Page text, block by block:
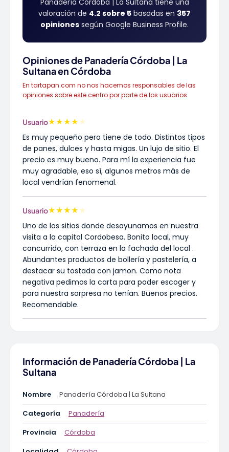
Panadería Córdoba | La Sultana tiene una
valoración de 4.2 sobre 5 basadas en 357
opiniones según Google Business Profile.
Opiniones de Panadería Córdoba | La
Sultana en Córdoba
En tartapan.com no nos hacemos responsables de las
opiniones sobre este centro por parte de los usuarios.
Usuario★★★★ ★
Es muy pequeño pero tiene de todo. Distintos tipos
de panes, dulces y hasta migas. Un lujo de sitio. El
precio es muy bueno. Para mí la experiencia fue
muy agradable, eso sí, algunos metros más de
local vendrían fenomenal.
Usuario★★★★ ★
Uno de los sitios donde desayunamos en nuestra
visita a la capital Cordobesa. Bonito local, muy
concurrido, con terraza en la fachada del local .
Abundantes productos de bollería y pastelería, a
destacar su tostada con jamon. Como nota
negativa pedimos la carta para poder escoger y
para nuestra sorpresa no tenían. Buenos precios.
Recomendable.
Información de Panadería Córdoba | La
Sultana
Nombre
Panadería Córdoba | La Sultana
Categoría
Panadería
Provincia
Córdoba